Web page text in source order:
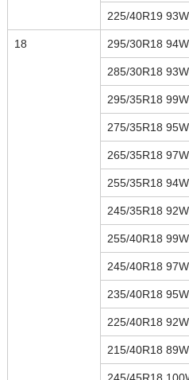
225/40R19 93W
18 295/30R18 94W
285/30R18 93W
295/35R18 99W
275/35R18 95W
265/35R18 97W
255/35R18 94W
245/35R18 92W
255/40R18 99W
245/40R18 97W
235/40R18 95W
225/40R18 92W
215/40R18 89W